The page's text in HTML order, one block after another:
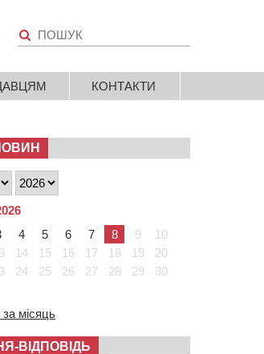
КОНТАКТИ
4 5 6 7 8 9
10
14 15 16 17 18 19
20
24 25 26 27 28 29
30
за місяць
ВІДПОВІДЬ